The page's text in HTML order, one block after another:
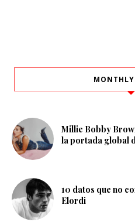
Millie Bobby
la portada global
10 datos que no
Elordi